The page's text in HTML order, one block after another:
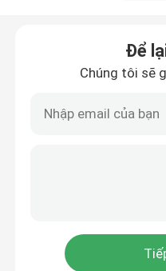
Để
Chúng tôi sẽ